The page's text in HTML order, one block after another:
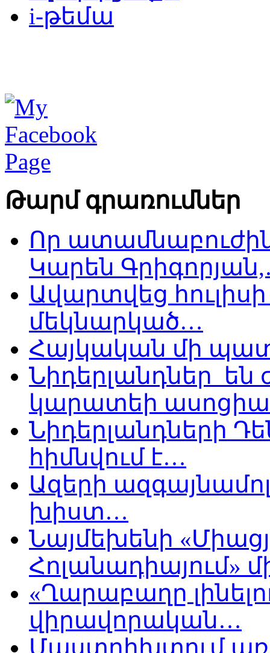
i-թեմա
Թարմ գրառումներ
Որ
Կարեն
Ավարտվեց
մեկնարկած…
Հայկական մի
Նիդերլանդներ
կարատեի
Նիդերլանդների
հիմնվում է…
Ազերի
խիստ…
Նայմեխենի
Հոլանադիայում»
«Ղարաբաղը
վիրավորական…
Մաստրիխտում